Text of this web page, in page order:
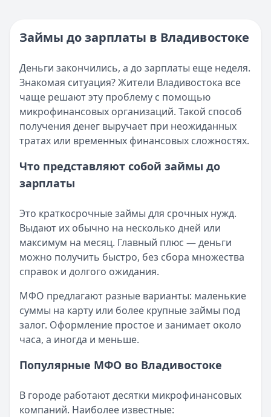
Категория:МФО и микрозаймы
Все статьи
Возврат переплаты в «Займере»: актуальная
Опубликовано:5 декабря 2025 г.
Категория:МФО
Читать новость
Срочный микрозайм 15 000 ₽ на карту: свежая
Кратко:Нужны 15 000 рублей на карту прямо сегодня?
Опубликовано:5 декабря 2025 г.
Читать новость
Рекордный рост доли клиентов МФО с iPhone: что
Опубликовано:5 декабря 2025 г.
Категория:МФО
Читать новость
57 сервисов микрозаймов через Госуслуги: где
Кратко:Авторизация через Госуслуги ускоряет
Категория:МФО
Читать новость
Смс о «одобренном займе» от Bigmani Ru: как
Кратко:Пришло СМС об одобрении займа от Bigmani
Опубликовано:23 ноября 2025 г.
Категория:
МФО
Читать новость
Все новости
Займы до зарплаты в Владивостоке
Деньги закончились, а до зарплаты еще неделя.
Знакомая ситуация? Жители Владивостока все
чаще решают эту проблему с помощью
микрофинансовых организаций. Такой способ
получения денег выручает при неожиданных
тратах или временных финансовых сложностях.
Что представляют собой займы до
зарплаты
Это краткосрочные займы для срочных нужд.
Выдают их обычно на несколько дней или
максимум на месяц. Главный плюс — деньги
можно получить быстро, без сбора множества
справок и долгого ожидания.
МФО предлагают разные варианты: маленькие
суммы на карту или более крупные займы под
залог. Оформление простое и занимает около
часа, а иногда и меньше.
Популярные МФО во Владивостоке
В городе работают десятки микрофинансовых
компаний. Наиболее известные: